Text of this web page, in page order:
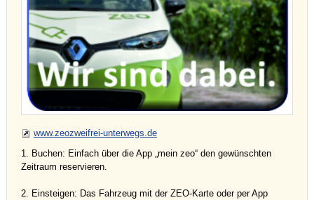
www.zeozweifrei-unterwegs.de
1. Buchen: Einfach über die App „mein zeo“ den gewünschten
Zeitraum reservieren.
2. Einsteigen: Das Fahrzeug mit der ZEO-Karte oder per App